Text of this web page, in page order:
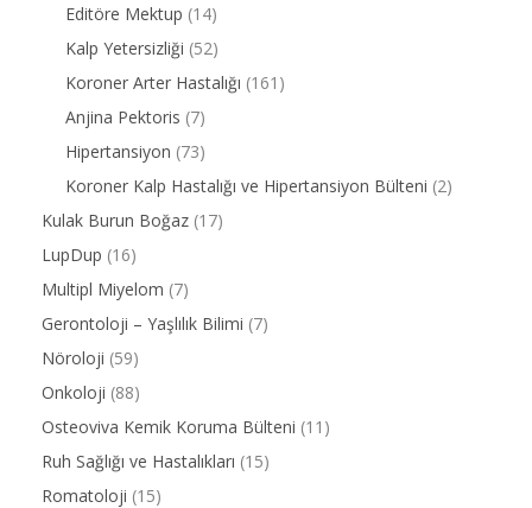
Editöre Mektup (14)
Kalp Yetersizliği (52)
Koroner Arter Hastalığı (161)
Anjina Pektoris (7)
Hipertansiyon (73)
Koroner Kalp Hastalığı ve Hipertansiyon Bülteni (2)
Kulak Burun Boğaz (17)
LupDup (16)
Multipl Miyelom (7)
Gerontoloji – Yaşlılık Bilimi (7)
Nöroloji (59)
Onkoloji (88)
Osteoviva Kemik Koruma Bülteni (11)
Ruh Sağlığı ve Hastalıkları (15)
Romatoloji (15)